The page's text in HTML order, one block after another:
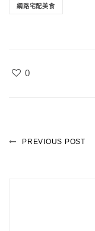
網路宅配美食
0
PREVIOUS POST